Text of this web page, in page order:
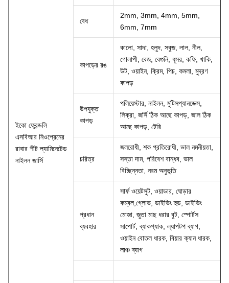
ইকো ফ্রেন্ডলি
এসবিআর নিওপ্রেনের
রাবার শীট ল্যামিনেটেড
নাইলন জার্সি
বেধ
2mm, 3mm, 4mm, 5mm,
6mm, 7mm
কাপড়ের রঙ
কালো, সাদা, হলুদ, সবুজ, লাল, নীল,
গোলাপী, বেজ, বেগুনি, ধূসর, কফি, খাকি,
উট, ওয়াইন, ক্রিম, পিচ, কমলা, মুদ্রণ
কাপড়
উপযুক্ত
কাপড়
পলিয়েস্টার, নাইলন, মুটিসপ্যানডেক্স,
লিক্রা, জর্সি ঠিক আছে কাপড়, জাল ঠিক
আছে কাপড়, টেরি
চরিত্র
জলরোধী, শক প্রতিরোধী, ভাল নমনীয়তা,
সস্তা দাম, পরিবেশ বান্ধব, ভাল
বিচ্ছিন্নতা, নরম অনুভূতি
প্রধান
ব্যবহার
সার্ফ ওয়েটসুট, ওয়াডার, ঘোড়ার
কম্বল,গ্লোভ, ডাইভিং হুড, ডাইভিং
মোজা, জুতা মাছ ধরার বুট, স্পোর্টস
সাপোর্ট, ব্যাকপ্যাক, ল্যাপটপ ব্যাগ,
ওয়াইন বোতল ধারক, বিয়ার ক্যান ধারক,
লাঞ্চ ব্যাগ